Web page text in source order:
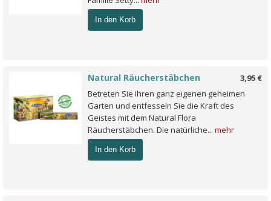
In den Korb
3,95 €
Natural Räucherstäbchen
Betreten Sie Ihren ganz eigenen geheimen
Garten und entfesseln Sie die Kraft des
Geistes mit dem Natural Flora
Räucherstäbchen. Die natürliche... mehr
In den Korb